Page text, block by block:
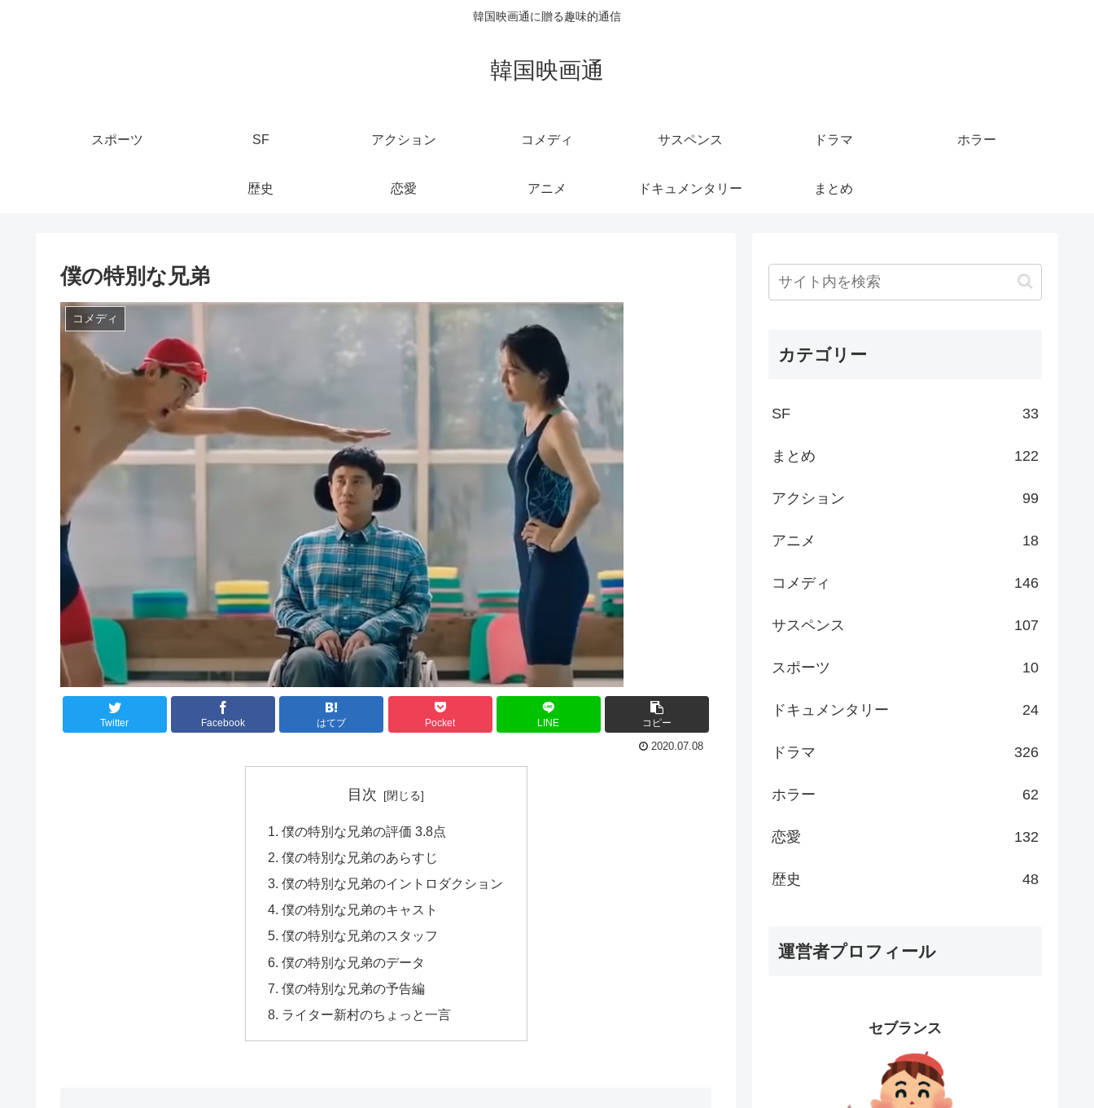
韓国映画通に贈る趣味的通信
韓国映画通
スポーツ SF アクション コメディ サスペンス ドラマ ホラー
歴史 恋愛 アニメ ドキュメンタリー まとめ
僕の特別な兄弟
コメディ
Twitter Facebook はてブ Pocket LINE コピー
2020.07.08
目次
僕の特別な兄弟の評価 3.8点
僕の特別な兄弟のあらすじ
僕の特別な兄弟のイントロダクション
僕の特別な兄弟のキャスト
僕の特別な兄弟のスタッフ
僕の特別な兄弟のデータ
僕の特別な兄弟の予告編
ライター新村のちょっと一言
カテゴリー
SF 33
まとめ 122
アクション 99
アニメ 18
コメディ 146
サスペンス 107
スポーツ 10
ドキュメンタリー 24
ドラマ 326
ホラー 62
恋愛 132
歴史 48
運営者プロフィール
セブランス